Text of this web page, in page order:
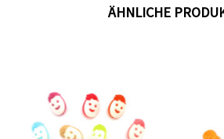
ÄHNLICHE